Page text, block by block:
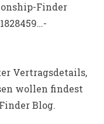
Finder
Vertragsdetails,
wollen findest
Blog.